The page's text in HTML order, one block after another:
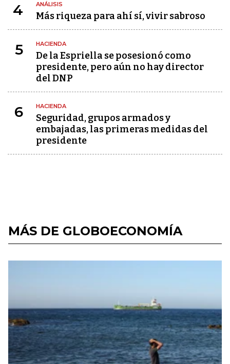
4 ANÁLISIS
Más riqueza para ahí sí, vivir sabroso
5 HACIENDA
De la Espriella se posesionó como
presidente, pero aún no hay director
del DNP
6 HACIENDA
Seguridad, grupos armados y
embajadas, las primeras medidas del
presidente
MÁS DE GLOBOECONOMÍA